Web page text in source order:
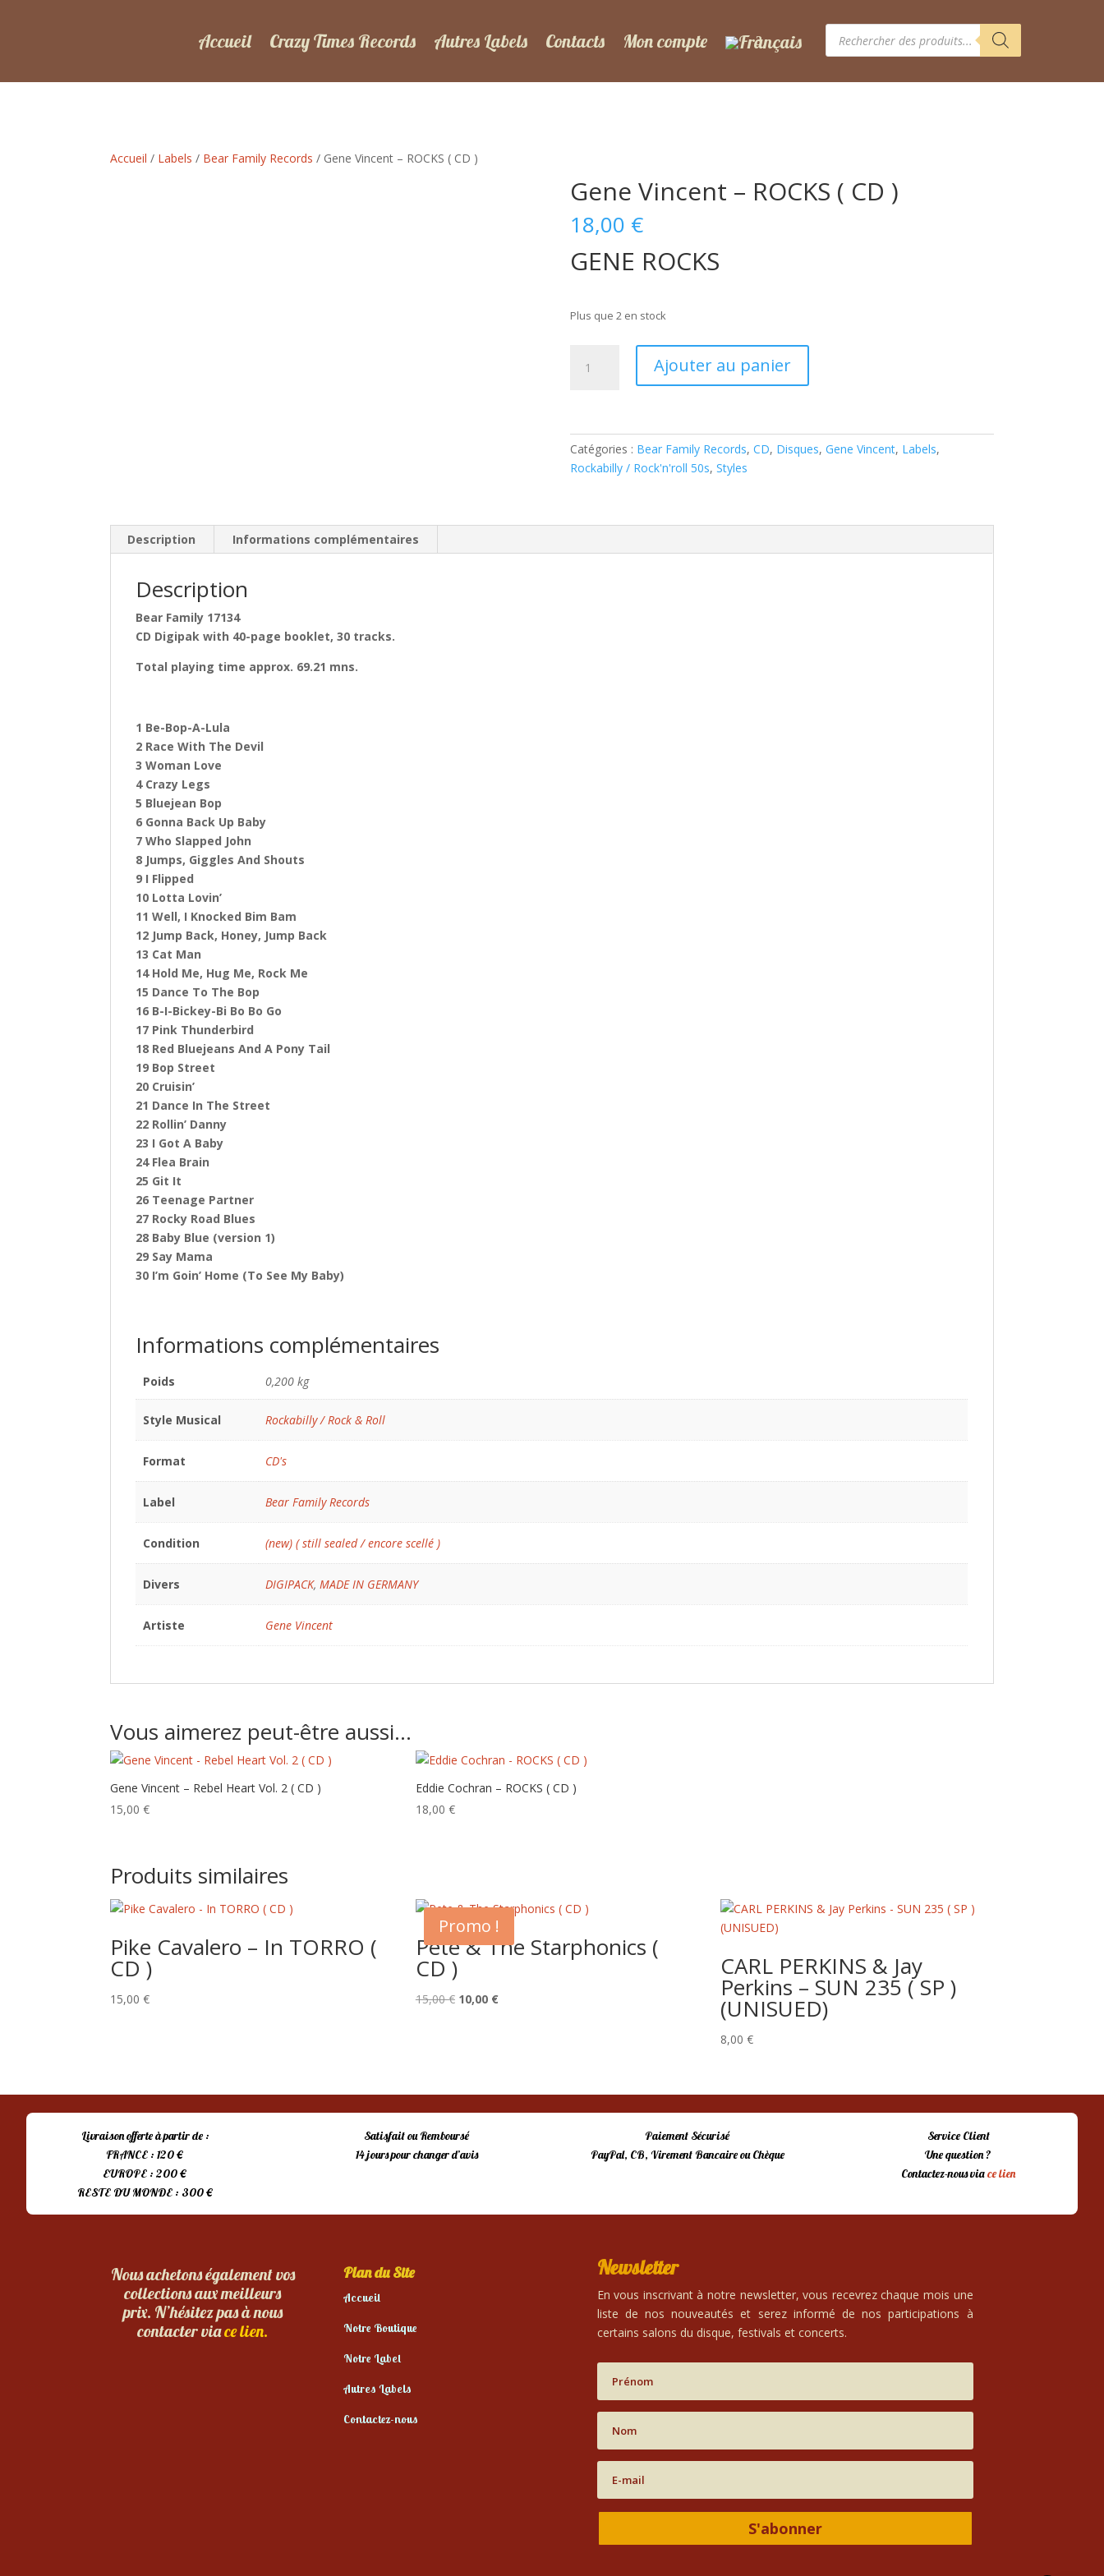
Accueil Crazy Times Records Autres Labels Contacts Mon compte
Recherche
produits
Accueil / Labels / Bear Family Records / Gene Vincent – ROCKS ( CD )
Gene Vincent – ROCKS ( CD )
18,00 €
GENE ROCKS
Plus que 2 en stock
ROCKS
(
Ajouter au panier
Catégories : Bear Family Records, CD, Disques, Gene Vincent, Labels,
Rockabilly / Rock'n'roll 50s, Styles
Description Informations complémentaires
Description
Bear Family 17134
CD Digipak with 40-page booklet, 30 tracks.
Total playing time approx. 69.21 mns.
1 Be-Bop-A-Lula
2 Race With The Devil
3 Woman Love
4 Crazy Legs
5 Bluejean Bop
6 Gonna Back Up Baby
7 Who Slapped John
8 Jumps, Giggles And Shouts
9 I Flipped
10 Lotta Lovin’
11 Well, I Knocked Bim Bam
12 Jump Back, Honey, Jump Back
13 Cat Man
14 Hold Me, Hug Me, Rock Me
15 Dance To The Bop
16 B-I-Bickey-Bi Bo Bo Go
17 Pink Thunderbird
18 Red Bluejeans And A Pony Tail
19 Bop Street
20 Cruisin’
21 Dance In The Street
22 Rollin’ Danny
23 I Got A Baby
24 Flea Brain
25 Git It
26 Teenage Partner
27 Rocky Road Blues
28 Baby Blue (version 1)
29 Say Mama
30 I’m Goin’ Home (To See My Baby)
Informations complémentaires
Poids 0,200 kg
Style Musical Rockabilly / Rock & Roll
Format CD's
Label Bear Family Records
Condition (new) ( still sealed / encore scellé )
Divers DIGIPACK,MADE IN GERMANY
Artiste Gene Vincent
Vous aimerez peut-être aussi…
Gene Vincent – Rebel Heart Vol. 2 ( CD )
15,00€
Eddie Cochran – ROCKS ( CD )
18,00 €
Produits similaires
Pike Cavalero – In TORRO (
CD )
15,00€
Promo !
Pete & The Starphonics (
CD )
15,00€ Le
10,00 €Le
CARL PERKINS & Jay
Perkins – SUN 235 ( SP )
(UNISUED)
8,00€
Livraison offerte à partir de :
FRANCE : 120 €
EUROPE : 200 €
RESTE DU MONDE : 300 €
Satisfait ou Remboursé
14 jours pour changer d’avis
Paiement Sécurisé
PayPal, CB, Virement Bancaire ou Chèque
Service Client
Une question ?
Contactez-nous viace lien
Nous achetons également vos
collections aux meilleurs
prix. N’hésitez pas à nous
contacter viace lien.
Plan du Site
Accueil
Notre Boutique
Notre Label
Autres Labels
Contactez-nous
Newsletter
En vous inscrivant à notre newsletter, vous recevrez chaque mois une
liste de nos nouveautés et serez informé de nos participations à
certains salons du disque, festivals et concerts.
S'abonner